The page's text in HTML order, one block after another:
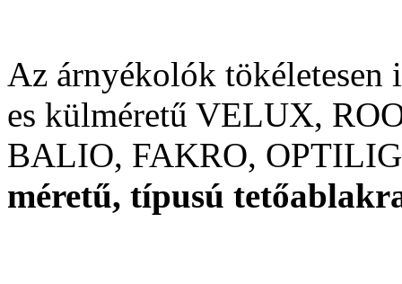
Az árnyékolók
es külméretű VELUX,
BALIO, FAKRO,
méretű, típusú